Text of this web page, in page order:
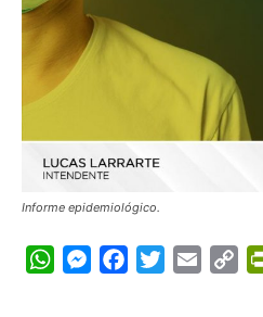
Informe epidemiológico.
WhatsApp
Messenger
FacebookTwitterEmail